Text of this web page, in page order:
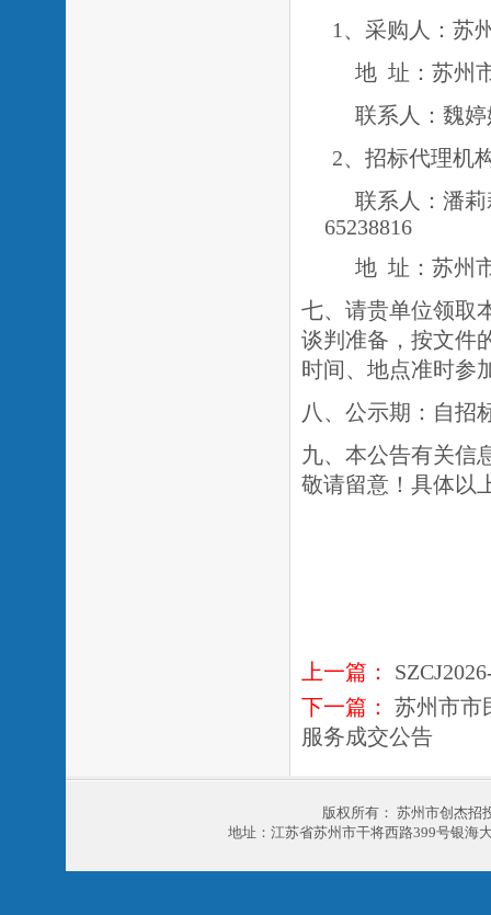
1、采购人：苏
地 址：苏州
联系人：魏婷
2、招标代理机
联系人： 潘莉
65238816
地 址：苏州
七、请贵单位领取
谈判准备，按文件
时间、地点准时参
八、公示期：自招
九、本公告有关信
敬请留意！具体以
上一篇：
下一篇：
苏州市市
服务成交公告
版权所有： 苏州市创杰
地址：江苏省苏州市干将西路399号银海